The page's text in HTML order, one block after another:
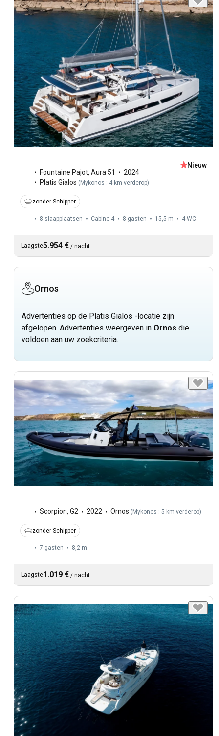
Fountaine Pajot, Aura 51
2024
Platis Gialos (Mykonos : 4 km verderop)
Nieuw
zonder Schipper
8 slaapplaatsen Cabine 4 8 gasten 15,5 m 4 WC
Laagste5.954 € / nacht
Ornos
Advertenties op de Platis Gialos -locatie zijn
afgelopen. Advertenties weergeven in Ornos die
voldoen aan uw zoekcriteria.
Scorpion, G2 2022 Ornos ( Mykonos : 5 km verderop)
zonder Schipper
7 gasten 8,2 m
Laagste1.019 € / nacht